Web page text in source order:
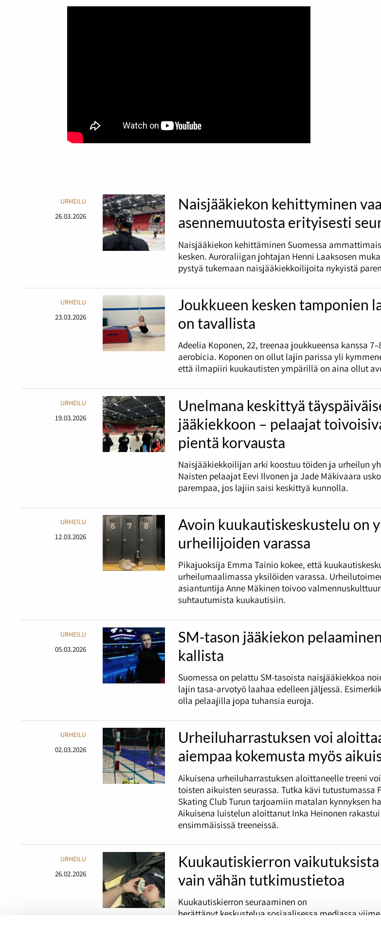
URHEILU
26.03.2026
Naisjääkiekon kehittyminen
asennemuutosta erityisesti
Naisjääkiekon kehittäminen Suomessa
kesken. Auroraliigan johtajan Henni Laaksosen
pystyä tukemaan naisjääkiekkoilijoita nykyistä
URHEILU
23.03.2026
Joukkueen kesken tamponien
on tavallista
Adeelia Koponen, 22, treenaa joukkueensa kanssa
aerobicia. Koponen on ollut lajin parissa yli
että ilmapiiri kuukautisten ympärillä on aina ollut
URHEILU
19.03.2026
Unelmana keskittyä
jääkiekkoon – pelaajat
pientä korvausta
Naisjääkiekkoilijan arki koostuu töiden ja urheilun
Naisten pelaajat Eevi Ilvonen ja Jade Mäkivaara
parempaa, jos lajiin saisi keskittyä kunnolla.
URHEILU
12.03.2026
Avoin kuukautiskeskustelu on
urheilijoiden varassa
Pikajuoksija Emma Tainio kokee, että
urheilumaalimassa yksilöiden varassa.
asiantuntija Anne Mäkinen toivoo
suhtautumista kuukautisiin.
URHEILU
05.03.2026
SM-tason jääkiekon
kallista
Suomessa on pelattu SM-tasoista naisjääkiekkoa
lajin tasa-arvotyö laahaa edelleen jäljessä.
olla pelaajilla jopa tuhansia euroja.
URHEILU
02.03.2026
Urheiluharrastuksen voi
aiempaa kokemusta myös
Aikuisena urheiluharrastuksen aloittaneelle treeni
toisten aikuisten seurassa. Tutka kävi tutustumassa
Skating Club Turun tarjoamiin matalan kynnyksen
Aikuisena luistelun aloittanut Inka Heinonen
ensimmäisissä treeneissä.
URHEILU
26.02.2026
Kuukautiskierron
vain vähän tutkimustietoa
Kuukautiskierron seuraaminen on
herättänyt keskustelua sosiaalisessa mediassa